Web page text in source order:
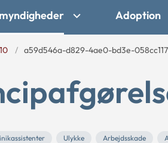
Adoption
a59d546a-d829-4ae0-bd3e-
Ulykke Arbejdsskade